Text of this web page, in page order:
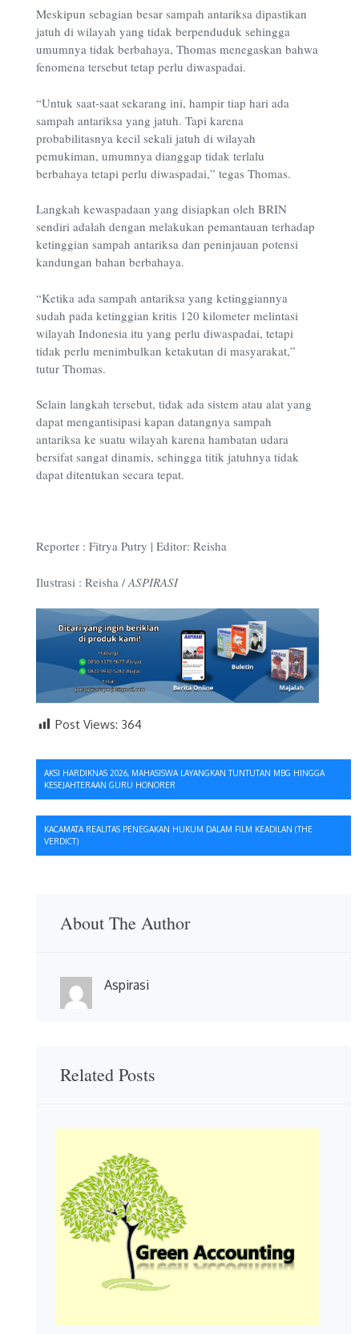
Meskipun sebagian besar sampah antariksa dipastikan
jatuh di wilayah yang tidak berpenduduk sehingga
umumnya tidak berbahaya, Thomas menegaskan bahwa
fenomena tersebut tetap perlu diwaspadai.
“Untuk saat-saat sekarang ini, hampir tiap hari ada
sampah antariksa yang jatuh. Tapi karena
probabilitasnya kecil sekali jatuh di wilayah
pemukiman, umumnya dianggap tidak terlalu
berbahaya tetapi perlu diwaspadai,” tegas Thomas.
Langkah kewaspadaan yang disiapkan oleh BRIN
sendiri adalah dengan melakukan pemantauan terhadap
ketinggian sampah antariksa dan peninjauan potensi
kandungan bahan berbahaya.
“Ketika ada sampah antariksa yang ketinggiannya
sudah pada ketinggian kritis 120 kilometer melintasi
wilayah Indonesia itu yang perlu diwaspadai, tetapi
tidak perlu menimbulkan ketakutan di masyarakat,”
tutur Thomas.
Selain langkah tersebut, tidak ada sistem atau alat yang
dapat mengantisipasi kapan datangnya sampah
antariksa ke suatu wilayah karena hambatan udara
bersifat sangat dinamis, sehingga titik jatuhnya tidak
dapat ditentukan secara tepat.
Reporter : Fitrya Putry | Editor: Reisha
Ilustrasi : Reisha / ASPIRASI
Post Views: 364
Navigasi
pos
AKSI HARDIKNAS 2026, MAHASISWA LAYANGKAN TUNTUTAN MBG HINGGA
KESEJAHTERAAN GURU HONORER
KACAMATA REALITAS PENEGAKAN HUKUM DALAM FILM KEADILAN (THE
VERDICT)
About The Author
Aspirasi
Related Posts